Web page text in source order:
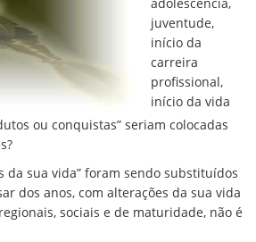
adolescência,
juventude,
início da
carreira
profissional,
início da vida
ou conquistas” seriam colocadas
da sua vida” foram sendo substituídos
dos anos, com alterações da sua vida
sociais e de maturidade, não é